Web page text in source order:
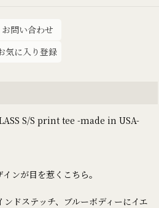
お問い合わせ
気に入り登録
S/S print tee -made in USA-
ンが目を惹くこちら。
ドステッチ、ブルーボディーにイエ